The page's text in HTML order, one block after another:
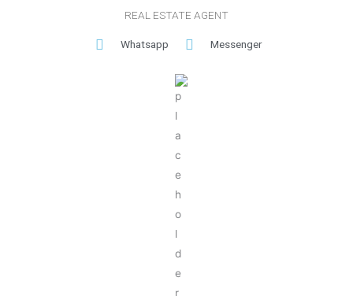
REAL ESTATE AGENT
Whatsapp Messenger